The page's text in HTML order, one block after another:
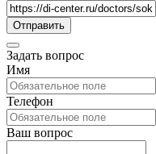
Задать вопрос
Имя
Телефон
Ваш вопрос